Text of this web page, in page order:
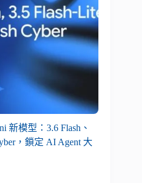
新模型：3.6 Flash、
，鎖定 AI Agent 大